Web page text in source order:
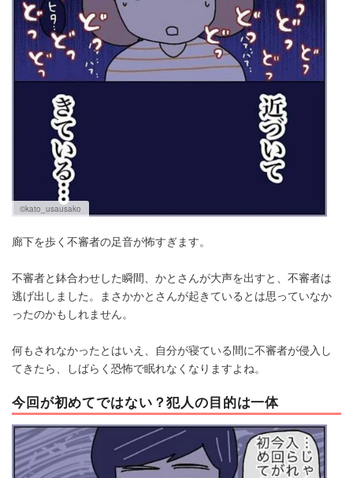
©kato_usausako
廊下を歩く不審者の足音が怖すぎます。
不審者と鉢合わせした瞬間、かとさんが大声を出すと、不審者は
逃げ出しました。まさかかとさんが起きているとは思っていなか
ったのかもしれません。
何もされなかったとはいえ、自分が寝ている間に不審者が侵入し
てきたら、しばらく恐怖で眠れなくなりますよね。
今回が初めてではない？犯人の目的は一体